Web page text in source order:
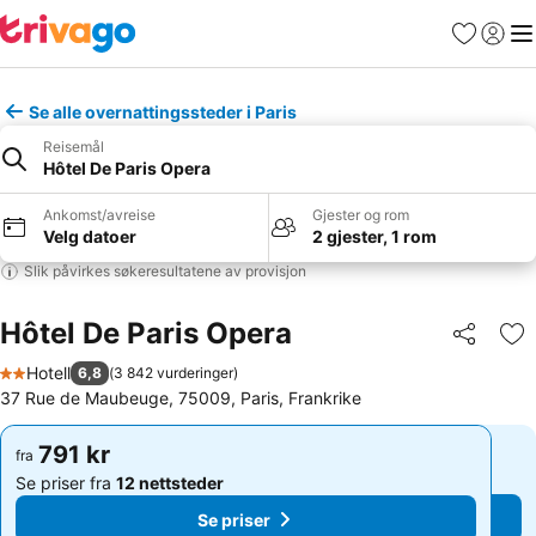
Favoritter
Logg
Se alle overnattingssteder i Paris
Reisemål
Hôtel De Paris Opera
Ankomst/avreise
Velg datoer
Gjester og rom
2 gjester, 1 rom
Slik påvirkes søkeresultatene av provisjon
Hôtel De Paris Opera Del
2 Stjerner
Hotell 6,8 (3 842 vurderinger)
37 Rue de Maubeuge, 75009, Paris, Frankrike
fra 791 kr
Se priser fra 12 nettsteder
Se priser
fra 791 kr
Se priser fra 12 nettsteder
Se priser